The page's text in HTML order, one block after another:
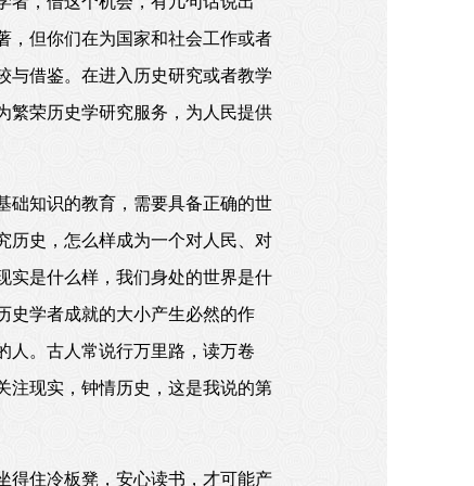
，但你们在为国家和社会工作或者
与借鉴。在进入历史研究或者教学
繁荣历史学研究服务，为人民提供
础知识的教育，需要具备正确的世
历史，怎么样成为一个对人民、对
实是什么样，我们身处的世界是什
史学者成就的大小产生必然的作
人。古人常说行万里路，读万卷
注现实，钟情历史，这是我说的第
得住冷板凳，安心读书，才可能产